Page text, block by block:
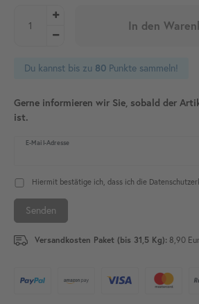
In den
Du kannst bis zu 80 Punkte sammeln!
Gerne informieren wir Sie, sobald der
ist.
E-Mail-Adresse
Hiermit bestätige ich, dass ich die
Senden
Versandkosten Paket (bis 31,5 Kg): 8,90